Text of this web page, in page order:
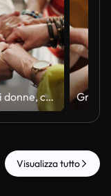
Gruppo di donne, che si tengono per mano e pregano per la solidarietà, la fede e la guarigione per la religione, Dio o il benessere spirituale. Comunità, persone mature e sostegno alla speranza, alla pace e al culto insieme per amore
Visualizza tutto